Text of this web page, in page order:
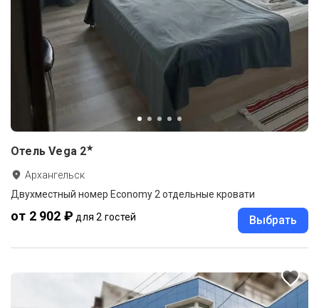
Отель Vega 2★
Архангельск
Двухместный номер Economy 2 отдельные кровати
от 2 902 ₽ для 2 гостей Выбрать